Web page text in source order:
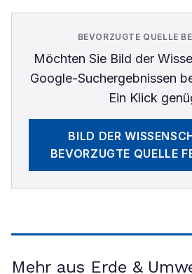
BEVORZUGTE QUELLE
Möchten Sie Bild der
Google-Suchergebnissen
Ein Klick
BILD DER
BEVORZUGTE QUELLE
Mehr aus Erde &